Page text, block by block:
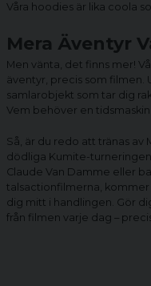
Våra hoodies är lika coola
Mera Äventyr
Men vänta, det finns mer!
äventyr, precis som filmen.
samlarobjekt som tar dig
Vem behöver en
Så, är du redo att tränas av
dödliga Kumite-
Claude Van Damme eller
talsactionfilmerna,
dig mitt i handlingen. Gör
från filmen varje dag –